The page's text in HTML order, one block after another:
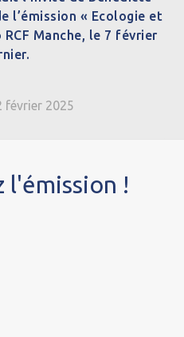
l’émission « Ecologie et
Manche, le 7 février
février 2025
l'émission !